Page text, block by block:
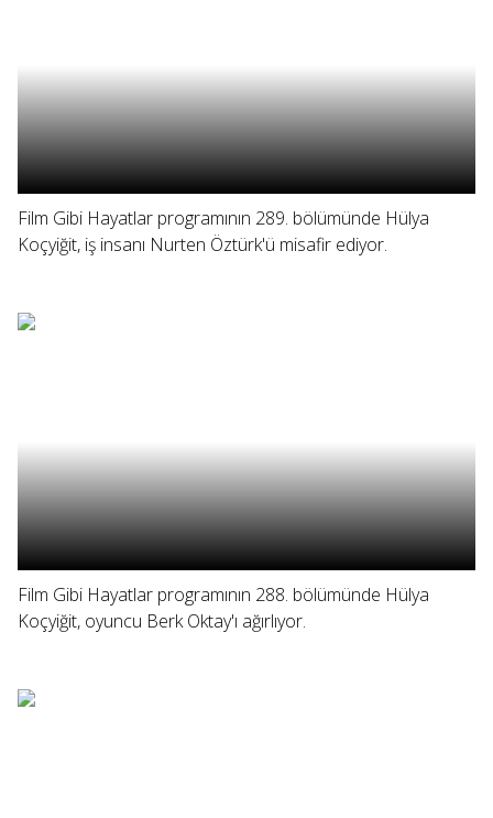
Film Gibi Hayatlar programının 289. bölümünde Hülya
Koçyiğit, iş insanı Nurten Öztürk'ü misafir ediyor.
Film Gibi Hayatlar programının 288. bölümünde Hülya
Koçyiğit, oyuncu Berk Oktay'ı ağırlıyor.